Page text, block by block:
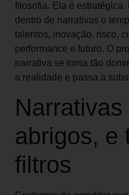
filosofia. Ela é
dentro de narrativas o
talentos, inovação, risco,
performance e futuro. O
narrativa se torna tão
a realidade e passa a
Narrativas
abrigos, e
filtros